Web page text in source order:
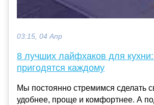
03:15, 04 Апр
8 лучших лайфхаков для
пригодятся каждому
Мы постоянно стремимся сделать
удобнее, проще и комфортнее. А